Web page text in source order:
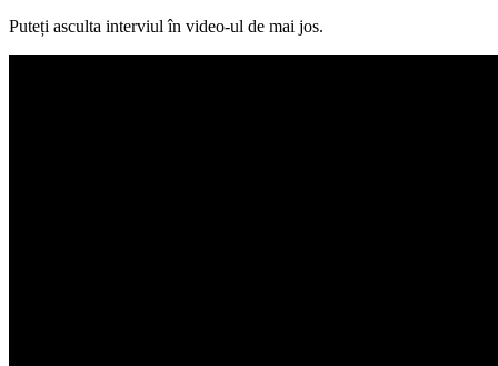
Puteți asculta interviul în video-ul de mai jos.